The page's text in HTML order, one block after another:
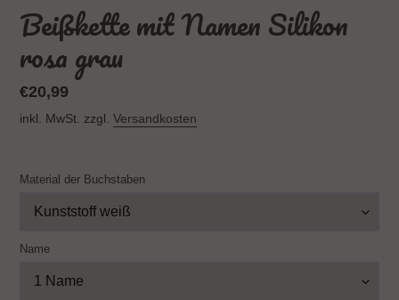
Beißkette mit Namen Silikon
rosa grau
Normaler
Preis
€20,99
inkl. MwSt. zzgl. Versandkosten
Material der Buchstaben
Name